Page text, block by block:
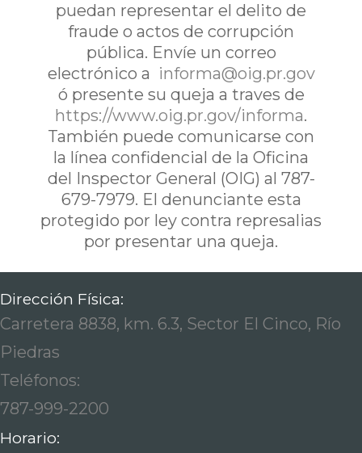
puedan representar el delito de
fraude o actos de corrupción
pública. Envíe un correo
electrónico a informa@oig.pr.gov
ó presente su queja a traves de
https://www.oig.pr.gov/informa.
También puede comunicarse con
la línea confidencial de la Oficina
del Inspector General (OIG) al 787-
679-7979. El denunciante esta
protegido por ley contra represalias
por presentar una queja.
Dirección Física:
Carretera 8838, km. 6.3, Sector El Cinco, Río
Piedras
Teléfonos:
787-999-2200
Horario: